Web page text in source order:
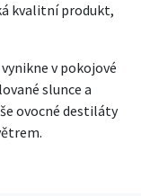
kvalitní produkt,
v pokojové
slunce a
ovocné destiláty